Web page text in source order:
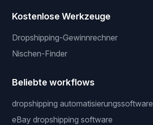
Kostenlose Werkzeuge
Dropshipping-Gewinnrechner
Nischen-Finder
Beliebte workflows
dropshipping automatisierungssoftware
eBay dropshipping software